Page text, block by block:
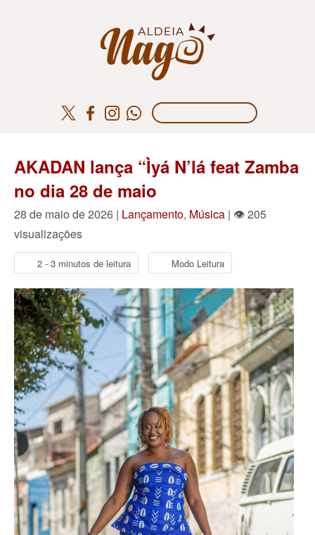
AKADAN lança “Ìyá N’lá feat Zamba
no dia 28 de maio
28 de maio de 2026 | Lançamento, Música | 👁 205
visualizações
2 - 3 minutos de leitura Modo Leitura